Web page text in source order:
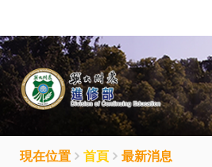
到
主
要
內
區
現在位置 首頁 最新消息